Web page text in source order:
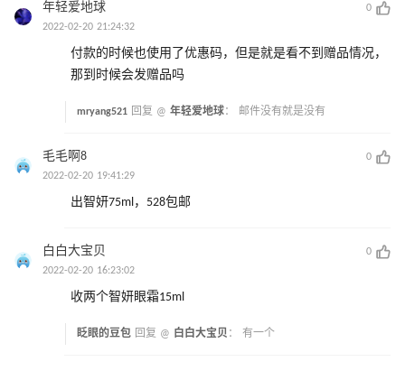
年轻爱地球
0
2022-02-20 21:24:32
付款的时候也使用了优惠码，但是就是看不到赠品情况，
那到时候会发赠品吗
mryang521 回复 @ 年轻爱地球： 邮件没有就是没有
毛毛啊8
0
2022-02-20 19:41:29
出智妍75ml，528包邮
白白大宝贝
0
2022-02-20 16:23:02
收两个智妍眼霜15ml
眨眼的豆包 回复 @ 白白大宝贝 ： 有一个